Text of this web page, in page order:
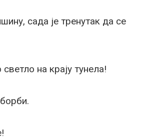
сада је тренутак да се
светло на крају тунела!